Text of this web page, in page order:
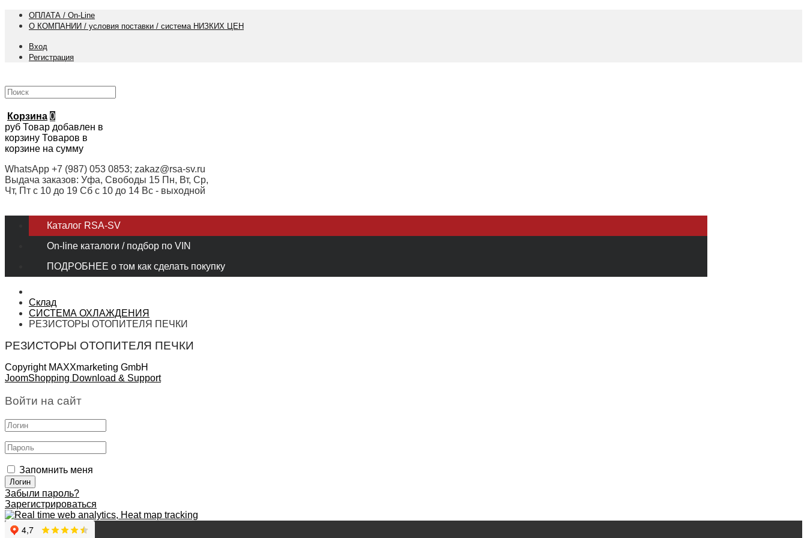
ОПЛАТА / On-Line
О КОМПАНИИ / условия поставки / система НИЗКИХ ЦЕН
Вход
Регистрация
Корзина 0
руб Товар добавлен в
корзину Товаров в
корзине на сумму
WhatsApp +7 (987) 053 0853; zakaz@rsa-sv.ru
Выдача заказов: Уфа, Свободы 15 Пн, Вт, Ср,
Чт, Пт с 10 до 19 Сб с 10 до 14 Вс - выходной
Каталог RSA-SV
On-line каталоги / подбор по VIN
ПОДРОБНЕЕ о том как сделать покупку
Склад
СИСТЕМА ОХЛАЖДЕНИЯ
РЕЗИСТОРЫ ОТОПИТЕЛЯ ПЕЧКИ
РЕЗИСТОРЫ ОТОПИТЕЛЯ ПЕЧКИ
Copyright MAXXmarketing GmbH
JoomShopping Download & Support
Войти на сайт
Запомнить меня
Забыли пароль?
Зарегистрироваться